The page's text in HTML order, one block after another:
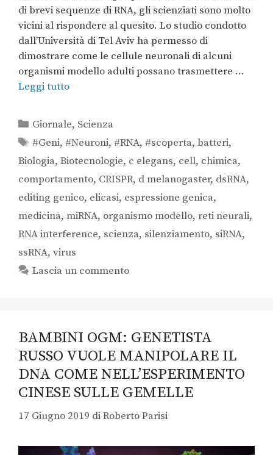
di brevi sequenze di RNA, gli scienziati sono molto
vicini al rispondere al quesito. Lo studio condotto
dall’Università di Tel Aviv ha permesso di
dimostrare come le cellule neuronali di alcuni
organismi modello adulti possano trasmettere …
Leggi tutto
Giornale, Scienza
#Geni, #Neuroni, #RNA, #scoperta,batteri,
Biologia, Biotecnologie, c elegans, cell, chimica,
comportamento, CRISPR, d melanogaster, dsRNA,
editing genico, elicasi, espressione genica,
medicina, miRNA, organismo modello, reti neurali,
RNA interference, scienza, silenziamento, siRNA,
ssRNA, virus
Lascia un commento
BAMBINI OGM: GENETISTA
RUSSO VUOLE MANIPOLARE IL
DNA COME NELL’ESPERIMENTO
CINESE SULLE GEMELLE
17 Giugno 2019 diRoberto Parisi